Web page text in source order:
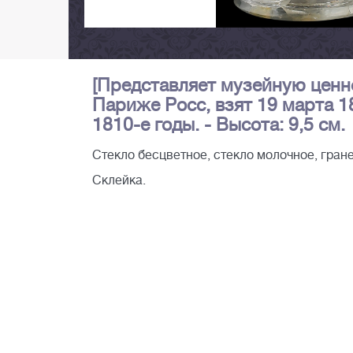
[Представляет музейную
Париже Росс, взят 19 марта
1810-е годы. - Высота: 9,5 см.
Стекло бесцветное, стекло молочное,
Склейка.